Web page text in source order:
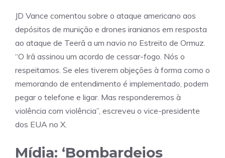
JD Vance comentou sobre o ataque americano aos
depósitos de munição e drones iranianos em resposta
ao ataque de Teerã a um navio no Estreito de Ormuz.
“O Irã assinou um acordo de cessar-fogo. Nós o
respeitamos. Se eles tiverem objeções à forma como o
memorando de entendimento é implementado, podem
pegar o telefone e ligar. Mas responderemos à
violência com violência”, escreveu o vice-presidente
dos EUA no X.
Mídia: ‘Bombardeios